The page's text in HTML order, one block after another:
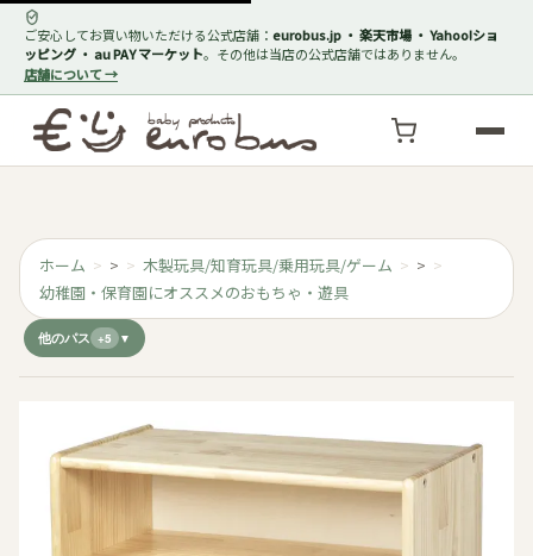
ご安心してお買い物いただける公式店舗： eurobus.jp ・ 楽天市場 ・ Yahoo!ショ
ッピング ・ au PAY マーケット。その他は当店の公式店舗ではありません。
店舗について →
ホーム > 木製玩具/知育玩具/乗用玩具/ゲーム
>
幼稚園・保育園にオススメのおもちゃ・遊具
他のパス +5